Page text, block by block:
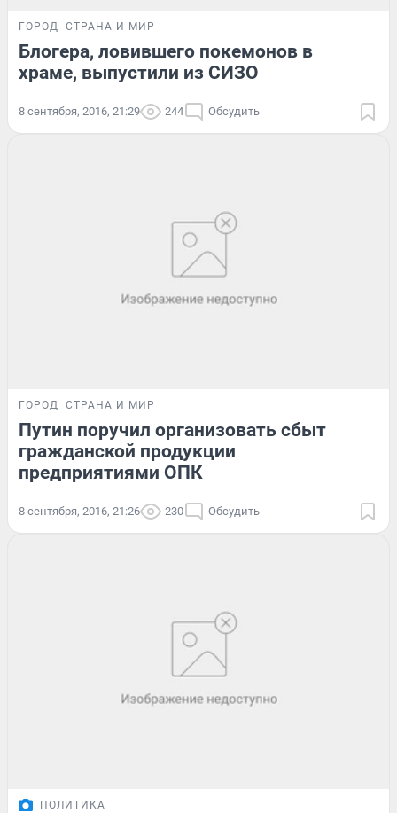
ГОРОД СТРАНА И МИР
Блогера, ловившего покемонов в
храме, выпустили из СИЗО
8 сентября, 2016, 21:29 244 Обсудить
ГОРОД СТРАНА И МИР
Путин поручил организовать сбыт
гражданской продукции
предприятиями ОПК
8 сентября, 2016, 21:26 230 Обсудить
ПОЛИТИКА